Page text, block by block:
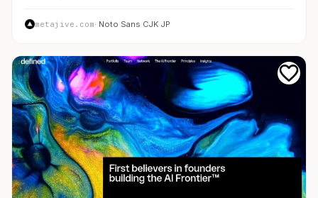
metajive.com· Noto Sans CJK JP